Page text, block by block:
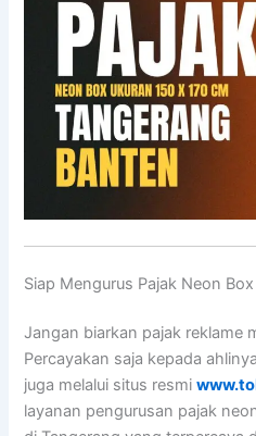
Siap Mengurus Pajak Neon
Jangan biarkan pajak reklame
Percayakan saja kepada
juga melalui situs resmi
layanan pengurusan pajak